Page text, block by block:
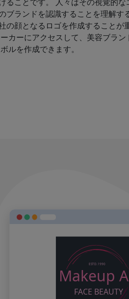
ることです。 人々はその視覚的
ブランドを認識することを理解す
の顔となるロゴを作成することが
カーにアクセスして、美容ブラ
ルを作成できます。